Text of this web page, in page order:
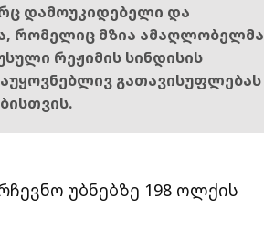
დამოუკიდებელი და
რომელიც მზია ამაღლობელმა
რეჟიმის სინდისის
გათავისუფლებას
უბნებზე 198 ოლქის